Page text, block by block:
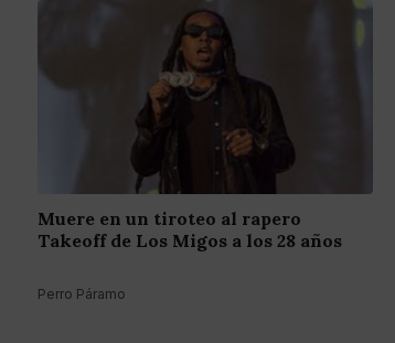
Muere en un tiroteo al rapero
Takeoff de Los Migos a los 28 años
Perro Páramo